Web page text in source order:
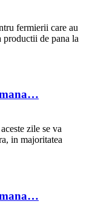
fermierii care au
de pana la
zile se va
in majoritatea